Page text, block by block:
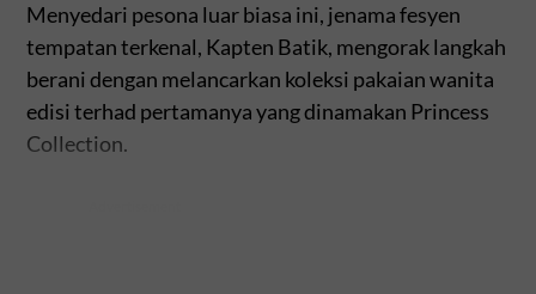
Menyedari pesona luar biasa ini, jenama fesyen
tempatan terkenal, Kapten Batik, mengorak langkah
berani dengan melancarkan koleksi pakaian wanita
edisi terhad pertamanya yang dinamakan Princess
Collection.